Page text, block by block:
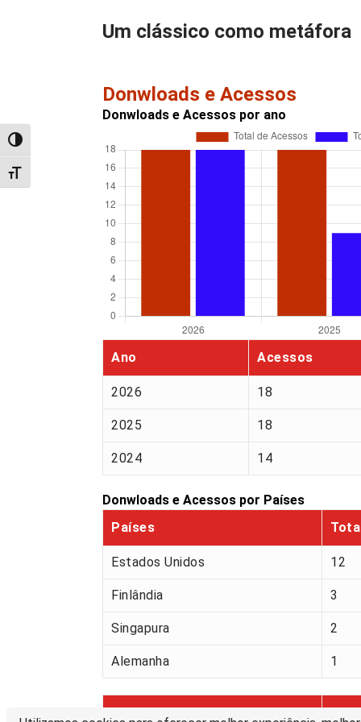
Alternar alto contraste
Alternar tamanho da fonte
Um clássico como metáfora
Donwloads e Acessos
Donwloads e Acessos por ano
Ano Acessos
2026 18
2025 18
2024 14
Donwloads e Acessos por Países
Países
Estados Unidos 12
Finlândia 3
Singapura 2
Alemanha 1